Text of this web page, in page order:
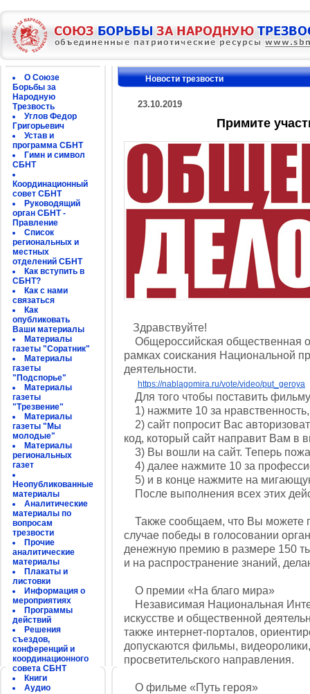
О Союзе
Борьбы за
Народную
Трезвость
Углов Федор
Григорьевич
Устав и
программа СБНТ
Гимн и символ
СБНТ
Координационный
совет СБНТ
Руководящий
орган СБНТ -
Правление
Список
региональных и
местных
отделений СБНТ
Как вступить в
СБНТ?
Как с нами
связаться
Как
опубликовать
Ваши материалы
Материалы
газеты "Соратник"
Материалы
газеты
"Подспорье"
Материалы
газеты
"Трезвение"
Материалы
газеты "Мы
молодые"
Материалы
региональных
газет
Неопубликованные
материалы
Аналитические
материалы по
вопросам
трезвости
Прочие
аналитические
материалы
Плакаты и
листовки
Информация о
мероприятиях
Программы
действий
Решения
съездов,
конференций и
координационного
совета СБНТ
Книги
Аудио
Новости трезвости
23.10.2019
Примите
Здравствуйте!
Общероссийская общественная
рамках соискания Национальной
деятельности.
https://nablagomira.ru/vote/video/put_geroya
Для того чтобы поставить
1) нажмите 10 за нравственность,
2) сайт попросит Вас
код, который сайт направит Вам в
3) Вы вошли на сайт. Теперь
4) далее нажмите 10 за
5) и в конце нажмите на
После выполнения всех этих
Также сообщаем, что Вы можете
случае победы в голосовании
денежную премию в размере 150
и на распространение знаний,
О премии «На благо мира»
Независимая Национальная
искусстве и общественной
также интернет-порталов,
допускаются фильмы,
просветительского направления.
О фильме «Путь героя»